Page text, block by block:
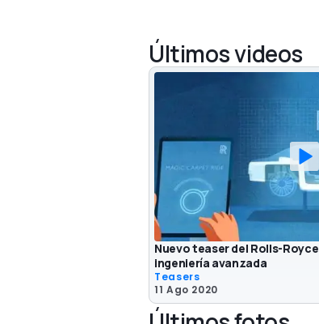
Últimos videos
Nuevo teaser del Rolls-
ingeniería avanzada
Teasers
11 Ago 2020